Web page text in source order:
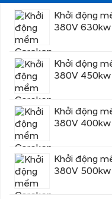
Khởi động
380V 630kw
Khởi động
380V 450kw
Khởi động
380V 400kw
Khởi động
380V 500kw